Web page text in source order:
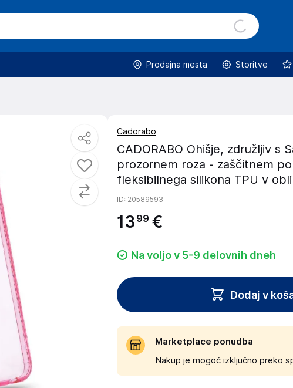
Prodajna mesta Storitve
Cadorabo
CADORABO Ohišje, združljiv s
prozornem roza - zaščitnem
fleksibilnega silikona TPU v
ID: 20589593
13 99 €
Na voljo v 5-9 delovnih dneh
Dodaj v
Marketplace ponudba
Nakup je mogoč izključno preko